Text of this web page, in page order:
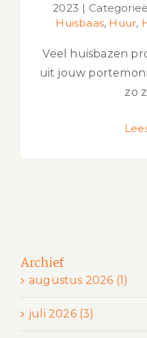
2023 |
Huisbaas, Huur,
Veel huisbazen
uit jouw
zo
Archief
augustus 2026 (1)
juli 2026 (3)